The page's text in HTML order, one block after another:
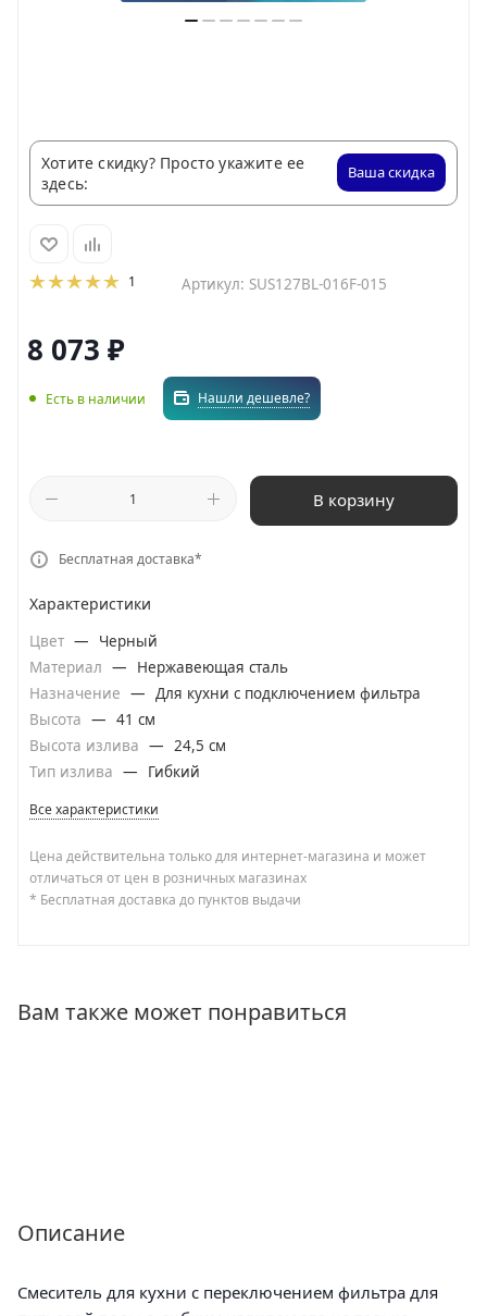
Хотите скидку? Просто укажите ее
здесь:
Ваша скидка
1 Артикул: SUS127BL-016F-015
8 073 ₽
Есть в наличии Нашли дешевле?
В корзину
Бесплатная доставка*
Характеристики
Цвет —
Черный
Материал —
Нержавеющая сталь
Назначение — Для кухни с подключением фильтра
Высота — 41 см
Высота излива — 24,5 см
Тип излива — Гибкий
Все характеристики
Цена действительна только для интернет-магазина и может
отличаться от цен в розничных магазинах
* Бесплатная доставка до пунктов выдачи
Вам также может понравиться
Описание
Смеситель для кухни с переключением фильтра для